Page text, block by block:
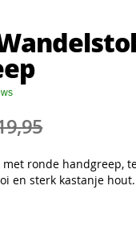
met ronde handgreep,
en sterk kastanje hout.